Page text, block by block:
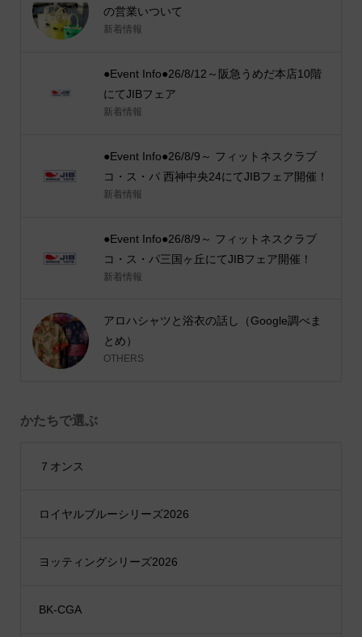
の営業いついて
新着情報
●Event Info●26/8/12～阪急うめだ本店10階
にてJIBフェア
新着情報
●Event Info●26/8/9～ フィットネスクラブ
コ・ス・パ 西神中央24にてJIBフェア開催！
新着情報
●Event Info●26/8/9～ フィットネスクラブ
コ・ス・パ三国ヶ丘にてJIBフェア開催！
新着情報
アロハシャツと浴衣の話し（Google調べま
とめ）
OTHERS
かたちで選ぶ
７オンス
ロイヤルブルーシリーズ2026
ヨッティングシリーズ2026
BK-CGA